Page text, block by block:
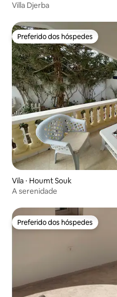
Villa Djerba
Preferido dos hóspedes
Preferido dos hóspedes
Vila ⋅ Houmt Souk
A serenidade
Preferido dos hóspedes
Preferido dos hóspedes